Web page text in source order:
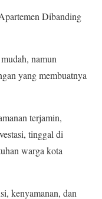
Dibanding
namun
yang membuatnya
terjamin,
tinggal di
warga kota
kenyamanan, dan